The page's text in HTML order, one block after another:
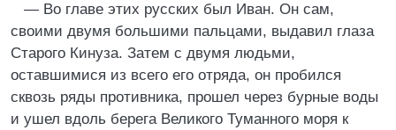
— Во главе этих русских был Иван. Он сам,
своими двумя большими пальцами, выдавил глаза
Старого Кинуза. Затем с двумя людьми,
оставшимися из всего его отряда, он пробился
сквозь ряды противника, прошел через бурные воды
и ушел вдоль берега Великого Туманного моря к